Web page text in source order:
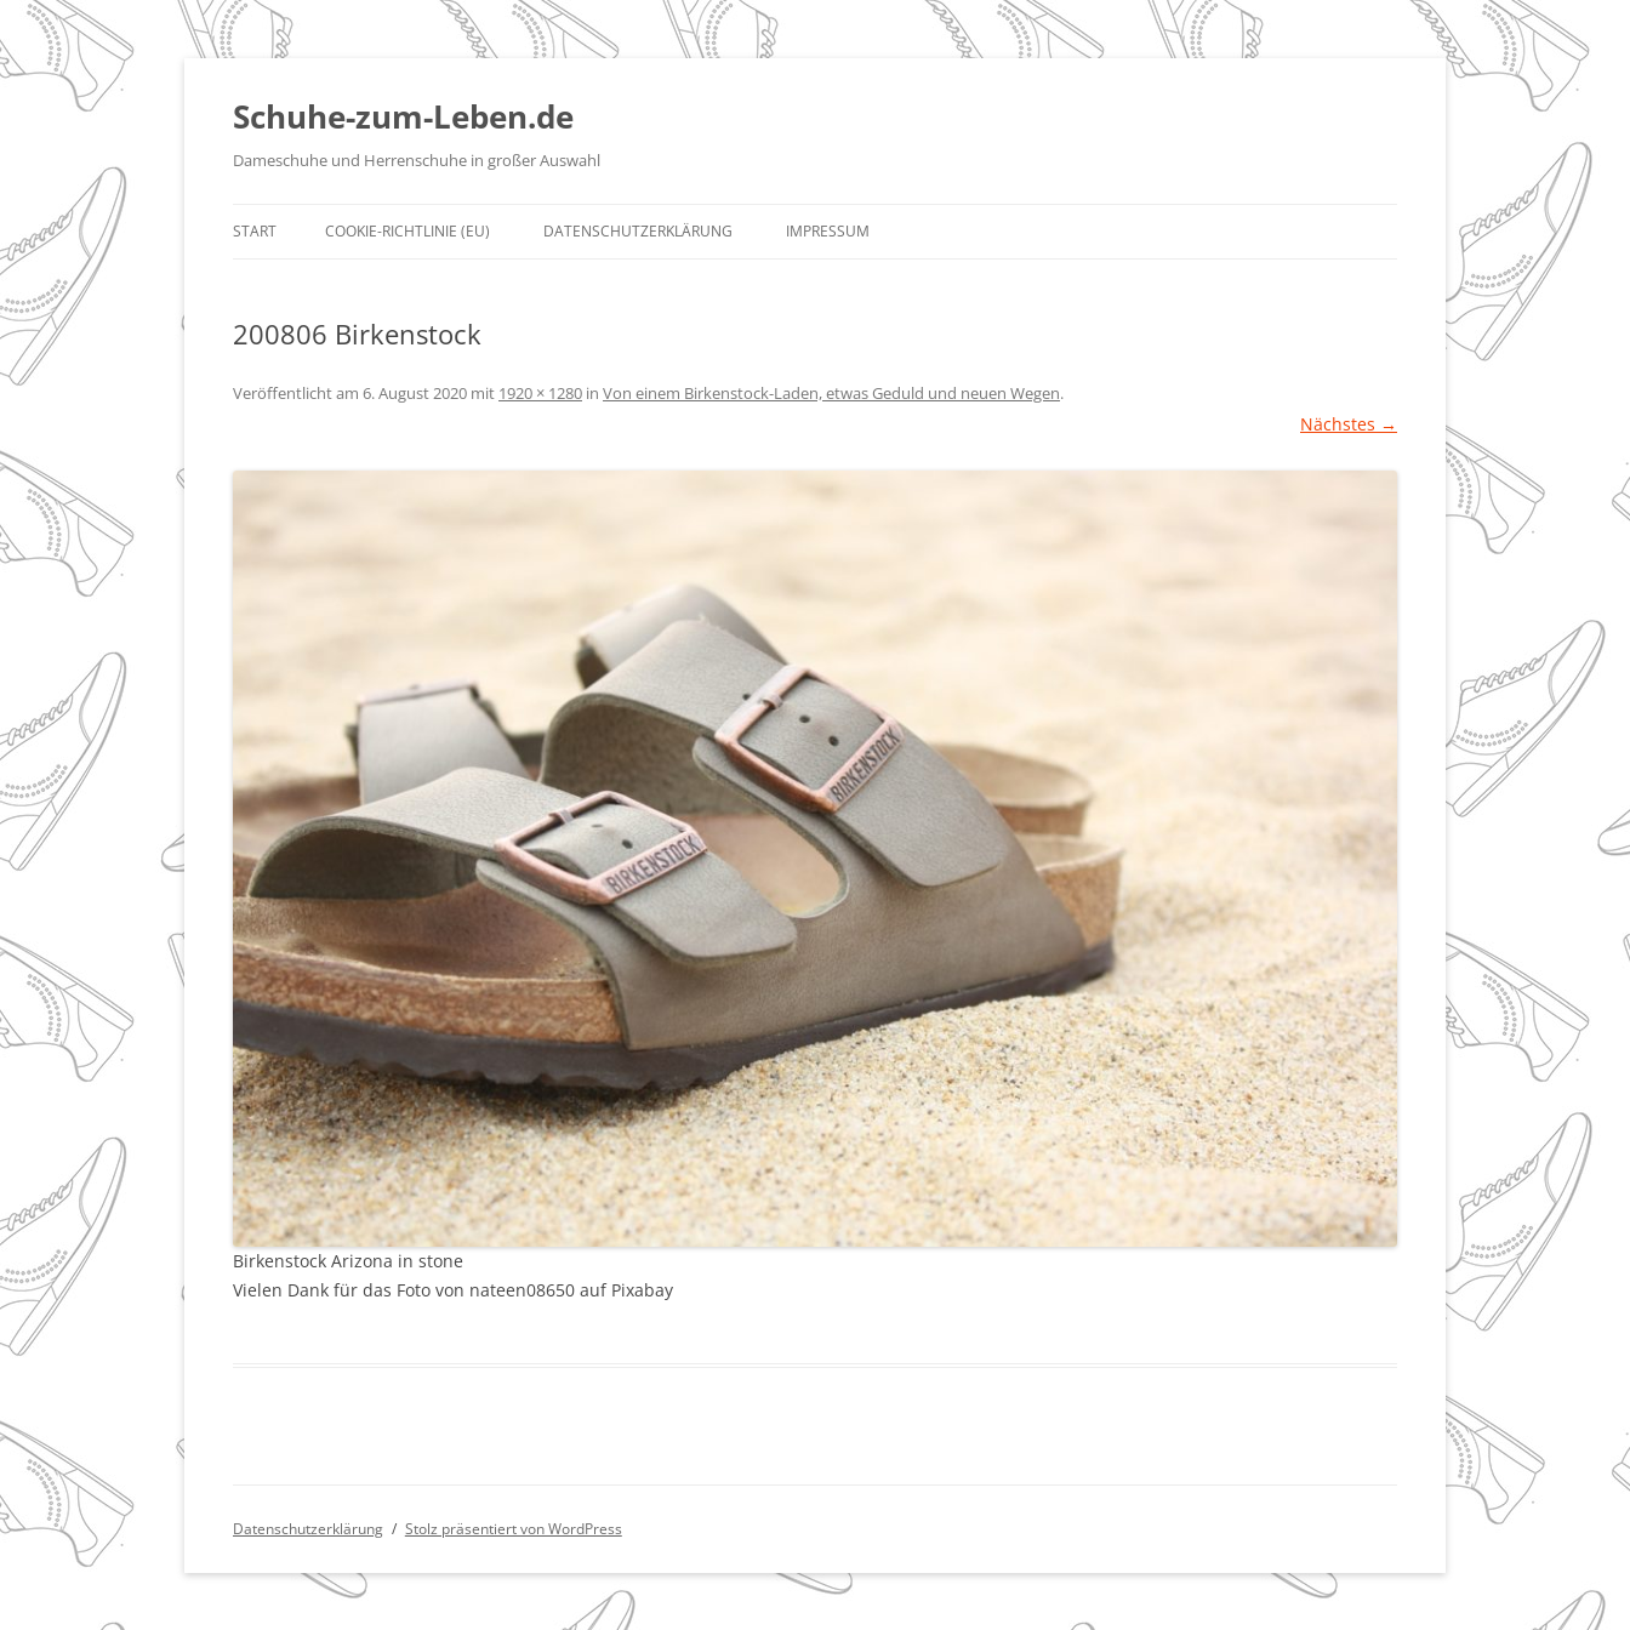
Zum
springen
Schuhe-zum-Leben.de
Dameschuhe und Herrenschuhe in großer Auswahl
START COOKIE-RICHTLINIE (EU) DATENSCHUTZERKLÄRUNG IMPRESSUM
200806 Birkenstock
Veröffentlicht am 6. August 2020 mit 1920 × 1280 in Von einem Birkenstock-Laden, etwas Geduld und neuen Wegen.
Nächstes →
Birkenstock Arizona in stone
Vielen Dank für das Foto von nateen08650 auf Pixabay
Datenschutzerklärung Stolz präsentiert von WordPress